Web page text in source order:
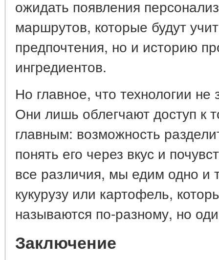
ожидать появления
маршрутов, которые будут
предпочтения, но и историю
ингредиентов.
Но главное, что технологии
Они лишь облегчают доступ к
главным: возможность
понять его через вкус и
все различия, мы едим одно
кукурузу или картофель,
называются по-разному, но
Заключение